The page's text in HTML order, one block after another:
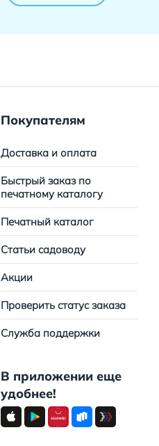
Покупателям
Доставка и оплата
Быстрый заказ по
печатному каталогу
Печатный каталог
Статьи садоводу
Акции
Проверить статус заказа
Служба поддержки
В приложении еще
удобнее!